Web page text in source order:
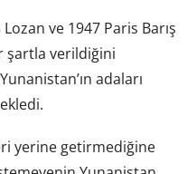
ve 1947 Paris Barış
şartla verildiğini
adaları
yerine getirmediğine